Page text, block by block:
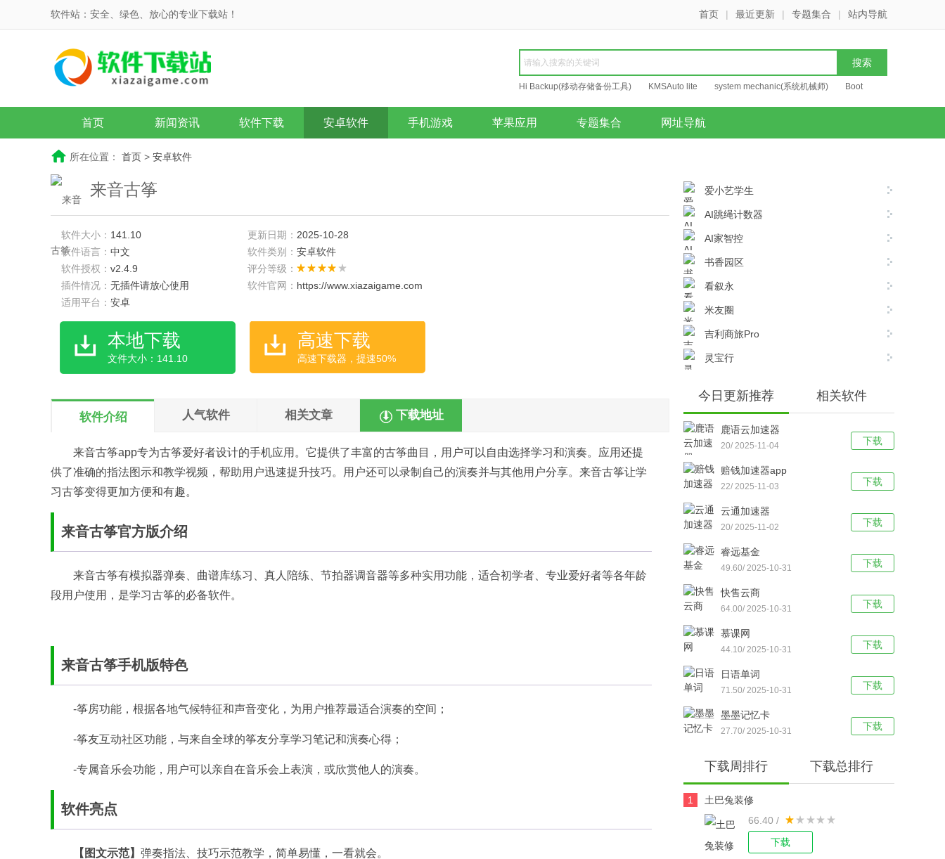
软件站：安全、绿色、放心的专业下载站！ 首页 | 最近更新 | 专题集合 | 站内导航
Hi Backup(移动存储备份工具) KMSAuto lite system mechanic(系统机械师) Boot
Repair
首页 新闻资讯 软件下载 安卓软件 手机游戏 苹果应用 专题集合 网址导航
所在位置： 首页 > 安卓软件
来音古筝
软件大小： 141.10 更新日期： 2025-10-28
软件语言： 中文 软件类别： 安卓软件
软件授权： v2.4.9
评分等级：
插件情况： 无插件请放心使用 软件官网： https://www.xiazaigame.com
适用平台： 安卓
本地下载
文件大小：141.10
高速下载
高速下载器，提速50%
软件介绍 人气软件 相关文章 下载地址
来音古筝app专为古筝爱好者设计的手机应用。它提供了丰富的古筝曲目，用户可以自由选择学习和演奏。应用还提
供了准确的指法图示和教学视频，帮助用户迅速提升技巧。用户还可以录制自己的演奏并与其他用户分享。来音古筝让学
习古筝变得更加方便和有趣。
来音古筝官方版介绍
来音古筝有模拟器弹奏、曲谱库练习、真人陪练、节拍器调音器等多种实用功能，适合初学者、专业爱好者等各年龄
段用户使用，是学习古筝的必备软件。
来音古筝手机版特色
-筝房功能，根据各地气候特征和声音变化，为用户推荐最适合演奏的空间；
-筝友互动社区功能，与来自全球的筝友分享学习笔记和演奏心得；
-专属音乐会功能，用户可以亲自在音乐会上表演，或欣赏他人的演奏。
软件亮点
【图文示范】 弹奏指法、技巧示范教学，简单易懂，一看就会。
爱小艺学生
AI跳绳计数器
AI家智控
书香园区
看叙永
米友圈
吉利商旅Pro
灵宝行
今日更新推荐 相关软件
下载
鹿语云加速器
20/ 2025-11-04
下载
赔钱加速器app
22/ 2025-11-03
下载
云通加速器
20/ 2025-11-02
下载
睿远基金
49.60/ 2025-10-31
下载
快售云商
64.00/ 2025-10-31
下载
慕课网
44.10/ 2025-10-31
下载
日语单词
71.50/ 2025-10-31
下载
墨墨记忆卡
27.70/ 2025-10-31
下载周排行 下载总排行
1
土巴兔装修
66.40 /
下载